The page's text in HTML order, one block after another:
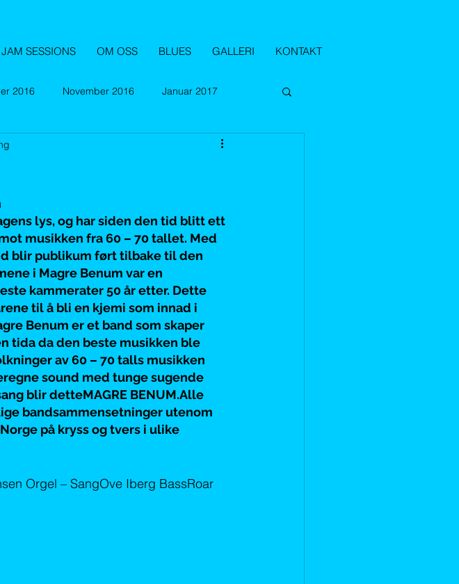
JAM SESSIONS OM OSS BLUES GALLERI KONTAKT
2016 November 2016 Januar 2017
2018
April 2019 September 2019 Oktober 2019
lys, og har siden den tid blitt ett
musikken fra 60 – 70 tallet. Med
blir publikum ført tilbake til den
i Magre Benum var en
kammerater 50 år etter. Dette
til å bli en kjemi som innad i
Benum er et band som skaper
tida da den beste musikken ble
av 60 – 70 talls musikken
sound med tunge sugende
blir detteMAGRE BENUM.Alle
bandsammensetninger utenom
på kryss og tvers i ulike
Orgel – SangOve Iberg BassRoar